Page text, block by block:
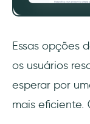
Essas opções
os usuários
esperar por
mais eficiente.